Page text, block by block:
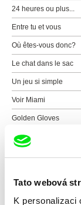
Tato webová
K personalizaci
24 heures ou plus...
Entre tu et vous
Où êtes-vous donc?
Le chat dans le sac
Un jeu si simple
Voir Miami
Golden Gloves
Normetal